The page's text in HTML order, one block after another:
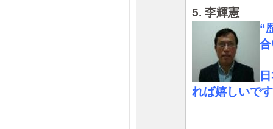
5. 李輝憲
“
れば嬉しいで